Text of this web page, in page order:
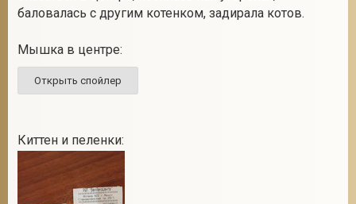
баловалась с другим котенком, задирала котов.
Мышка в центре:
Киттен и пеленки: